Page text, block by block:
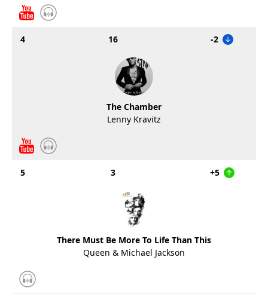
4 16 -2
The Chamber
Lenny Kravitz
5 3 +5
There Must Be More To Life Than This
Queen & Michael Jackson